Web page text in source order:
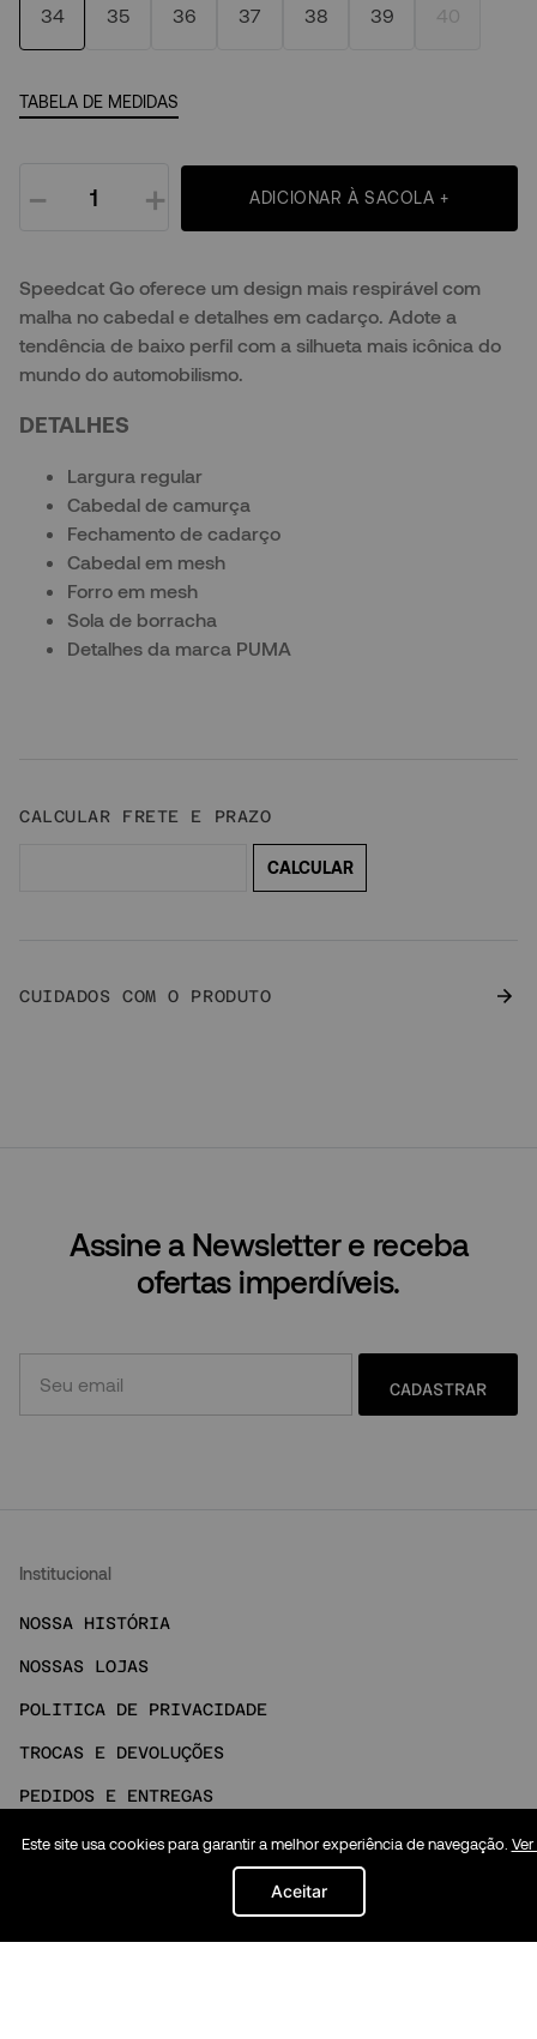
34 35 36 37 38 39 40
TABELA DE MEDIDAS
＋
－ ADICIONAR À SACOLA +
Speedcat Go oferece um design mais respirável com
malha no cabedal e detalhes em cadarço. Adote a
tendência de baixo perfil com a silhueta mais icônica do
mundo do automobilismo.
DETALHES
Largura regular
Cabedal de camurça
Fechamento de cadarço
Cabedal em mesh
Forro em mesh
Sola de borracha
Detalhes da marca PUMA
CUIDADOS COM O PRODUTO
Assine a Newsletter e receba
ofertas imperdíveis.
CADASTRAR
Institucional
NOSSA HISTÓRIA
NOSSAS LOJAS
POLITICA DE PRIVACIDADE
TROCAS E DEVOLUÇÕES
PEDIDOS E ENTREGAS
FAQ
Este site usa cookies para garantir a melhor experiência de navegação.
Aceitar